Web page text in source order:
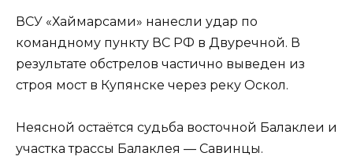
ВСУ «Хаймарсами» нанесли удар по
командному пункту ВС РФ в Двуречной. В
результате обстрелов частично выведен из
строя мост в Купянске через реку Оскол.
Неясной остаётся судьба восточной Балаклеи и
участка трассы Балаклея — Савинцы.